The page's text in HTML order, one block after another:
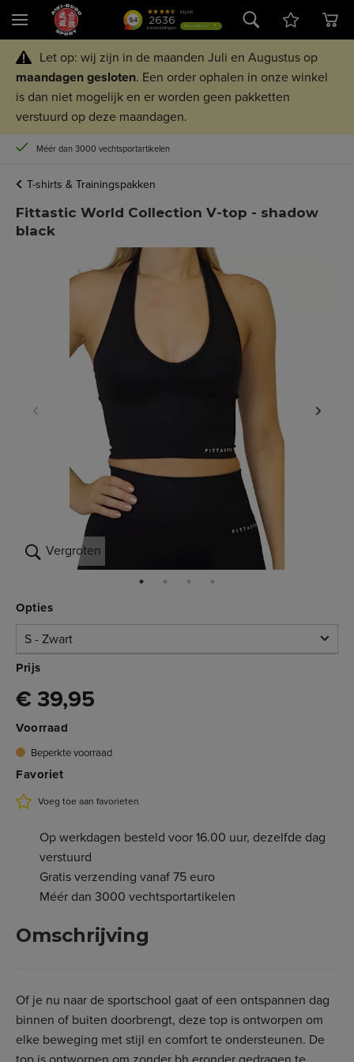
Let op: wij zijn in de maanden Juli en Augustus op
maandagengesloten. Een order ophalen in onze winkel
is dan niet mogelijk en er worden geen pakketten
verstuurd op deze maandagen.
Méér dan 3000 vechtsportartikelen
T-shirts & Trainingspakken
Fittastic World Collection V-top - shadow
black
Vergroten
Opties
S - Zwart
S - Zwart
3.760.506S
M - Zwart
L - Zwart
3.760.506L
XL - Zwart
Prijs
€ 39,95
Voorraad
Beperkte voorraad
Favoriet
Voeg toe aan favorieten
Op werkdagen besteld voor 16.00 uur, dezelfde dag
verstuurd
Gratis verzending vanaf 75 euro
Méér dan 3000 vechtsportartikelen
Omschrijving
Of je nu naar de sportschool gaat of een ontspannen dag
binnen of buiten doorbrengt, deze top is ontworpen om
elke beweging met stijl en comfort te ondersteunen. De
top is ontworpen om zonder bh eronder gedragen te